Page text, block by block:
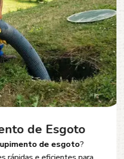
de Esgoto
de esgoto?